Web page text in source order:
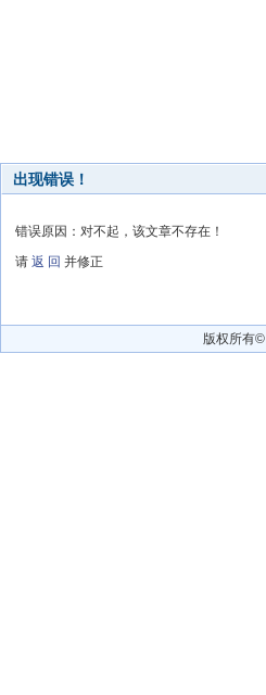
出现错误！
错误原因：对不起，该文章不存在！
请 返 回 并修正
版权所有©